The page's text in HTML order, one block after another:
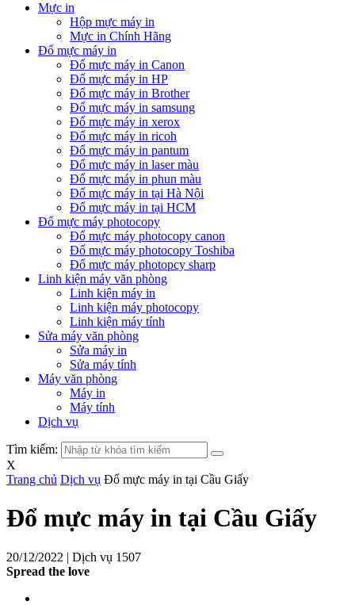
Mực in
Hộp mực máy in
Mực in Chính Hãng
Đổ mực máy in
Đổ mực máy in Canon
Đổ mực máy in HP
Đổ mực máy in Brother
Đổ mực máy in samsung
Đổ mực máy in xerox
Đổ mực máy in ricoh
Đổ mực máy in pantum
Đổ mực máy in laser màu
Đổ mực máy in phun màu
Đổ mực máy in tại Hà Nội
Đổ mực máy in tại HCM
Đổ mực máy photocopy
Đổ mực máy photocopy canon
Đổ mực máy photocopy Toshiba
Đổ mực máy photopcy sharp
Linh kiện máy văn phòng
Linh kiện máy in
Linh kiện máy photocopy
Linh kiện máy tính
Sửa máy văn phòng
Sửa máy in
Sửa máy tính
Máy văn phòng
Máy in
Máy tính
Dịch vụ
Tìm kiếm:
X
Trang chủ Dịch vụ Đổ mực máy in tại Cầu Giấy
Đổ mực máy in tại Cầu Giấy
20/12/2022 | Dịch vụ 1507
Spread the love